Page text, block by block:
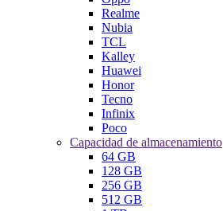
Realme
Nubia
TCL
Kalley
Huawei
Honor
Tecno
Infinix
Poco
Capacidad de almacenamiento
64 GB
128 GB
256 GB
512 GB